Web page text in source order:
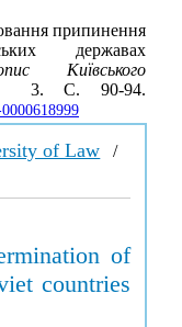
припинення
державах
Київського
3. С. 90-94.
of Law /
of
countries